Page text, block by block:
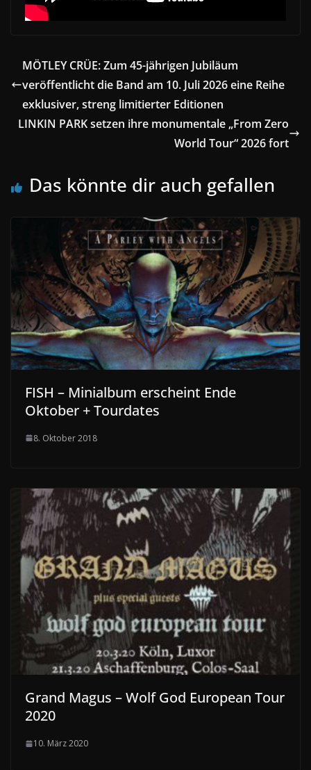
MÖTLEY CRÜE: Zum 45-jährigen Jubiläum
veröffentlicht die Band am 10. Juli 2026 eine Reihe
exklusiver, streng limitierter Editionen
LINKIN PARK setzen ihre monumentale „From Zero
World Tour“ 2026 fort
Das könnte dir auch gefallen
FISH – Minialbum erscheint Ende
Oktober + Tourdates
8. Oktober 2018
Grand Magus – Wolf God European Tour
2020
10. März 2020